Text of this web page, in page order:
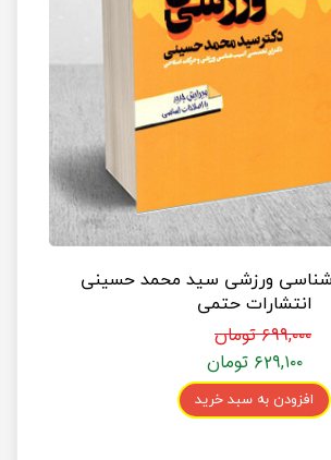
ورزشی سید محمد حسینی
انتشارات حتمی
۶۹۹,۰۰۰ تومان
۶۲۹,۱۰۰ تومان
افزودن به سبد خرید